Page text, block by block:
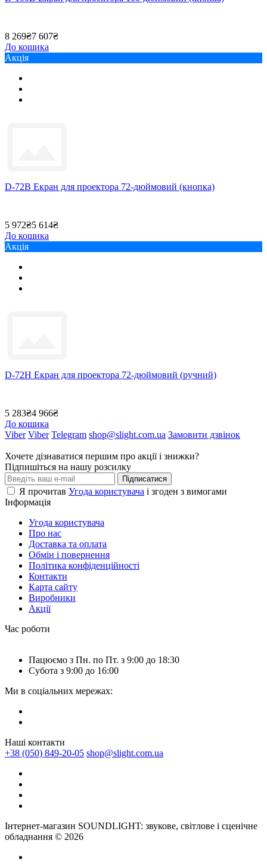
8 269₴7 607₴
До кошика
Акція
D-72B Екран для проектора 72-дюймовий (кнопка)
5 972₴5 614₴
До кошика
Акція
D-72H Екран для проектора 72-дюймовий (ручний)
5 283₴4 966₴
До кошика
Viber Viber Telegram shop@slight.com.ua Замовити дзвінок
Хочете дізнаватися першим про акції і знижки?
Підпишіться на нашу розсилку
Підписатися
Я прочитав Угода користувача і згоден з вимогами
Інформація
Угода користувача
Про нас
Доставка та оплата
Обмін і повернення
Політика конфіденційності
Контакти
Карта сайту
Виробники
Акції
Час роботи
Пацюємо з Пн. по Пт. з 9:00 до 18:30
Субота з 9:00 до 16:00
Ми в соціальних мережах:
Наші контакти
+38 (050) 849-20-05 shop@slight.com.ua
Інтернет-магазин SOUNDLIGHT: звукове, світлове і сценічне
обладнання © 2026